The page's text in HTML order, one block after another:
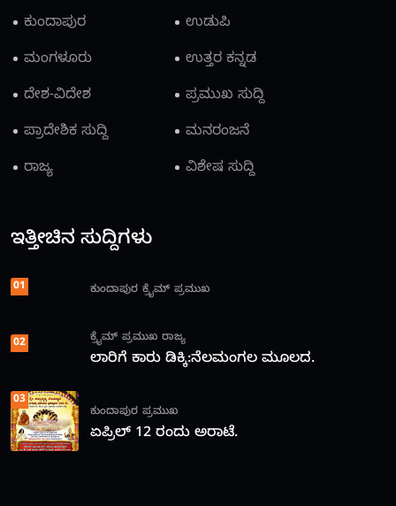
ಕುಂದಾಪುರ
ಉಡುಪಿ
ಮಂಗಳೂರು
ಉತ್ತರ ಕನ್ನಡ
ದೇಶ-ವಿದೇಶ
ಪ್ರಮುಖ ಸುದ್ದಿ
ಪ್ರಾದೇಶಿಕ ಸುದ್ದಿ
ಮನರಂಜನೆ
ರಾಜ್ಯ
ವಿಶೇಷ ಸುದ್ದಿ
ಇತ್ತೀಚಿನ ಸುದ್ದಿಗಳು
01 ಕುಂದಾಪುರ ಕ್ರೈಮ್ ಪ್ರಮುಖ
02 ಕ್ರೈಮ್ ಪ್ರಮುಖ ರಾಜ್ಯ
ಲಾರಿಗೆ ಕಾರು ಡಿಕ್ಕಿ:ನೆಲಮಂಗಲ ಮೂಲದ.
03
ಕುಂದಾಪುರ ಪ್ರಮುಖ
ಏಪ್ರಿಲ್ 12 ರಂದು ಅರಾಟೆ.